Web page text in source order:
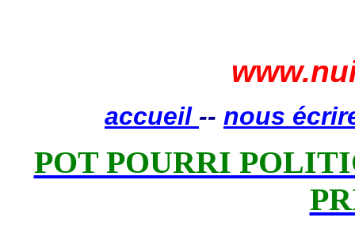
accueil -- nous
POT POURRI